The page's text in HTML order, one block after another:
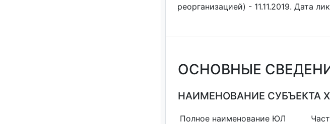
реорганизацией) - 11.11.2019. Дата
ОСНОВНЫЕ
НАИМЕНОВАНИЕ СУБЪЕКТА
Полное наименование ЮЛ